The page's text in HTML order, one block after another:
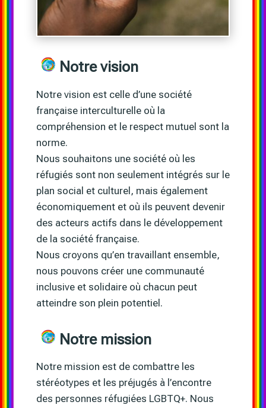
Notre vision
Notre vision est celle d’une société
française interculturelle où la
compréhension et le respect mutuel sont la
norme.
Nous souhaitons une société où les
réfugiés sont non seulement intégrés sur le
plan social et culturel, mais également
économiquement et où ils peuvent devenir
des acteurs actifs dans le développement
de la société française.
Nous croyons qu’en travaillant ensemble,
nous pouvons créer une communauté
inclusive et solidaire où chacun peut
atteindre son plein potentiel.
Notre mission
Notre mission est de combattre les
stéréotypes et les préjugés à l’encontre
des personnes réfugiées LGBTQ+. Nous